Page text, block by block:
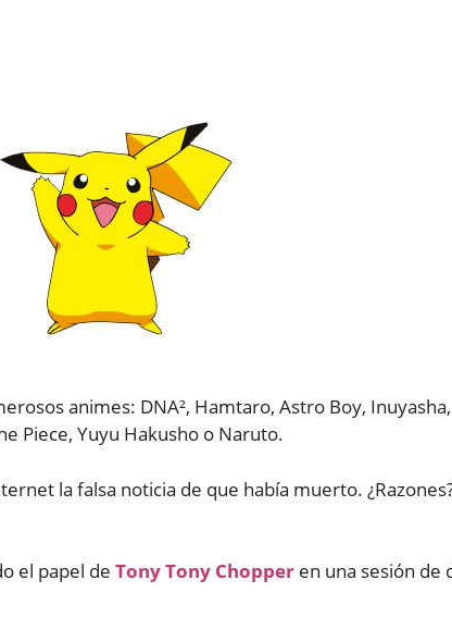
animes: DNA², Hamtaro, Astro Boy, Inuyasha,
Piece, Yuyu Hakusho o Naruto.
la falsa noticia de que había muerto.
el papel de Tony Tony Chopper en una sesión de